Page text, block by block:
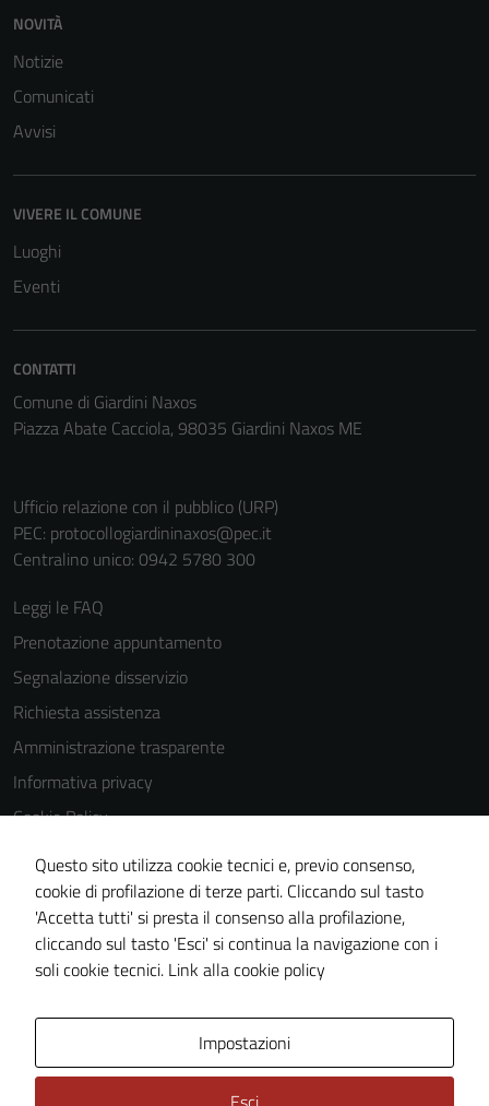
NOVITÀ
Notizie
Comunicati
Avvisi
VIVERE IL COMUNE
Luoghi
Eventi
CONTATTI
Comune di Giardini Naxos
Piazza Abate Cacciola, 98035 Giardini Naxos ME
Ufficio relazione con il pubblico (URP)
PEC: protocollogiardininaxos@pec.it
Centralino unico: 0942 5780 300
Leggi le FAQ
Prenotazione appuntamento
Segnalazione disservizio
Richiesta assistenza
Amministrazione trasparente
Informativa privacy
Cookie Policy
Note legali
Dichiarazione di accessibilità
Obiettivi di accessibilità
Piano di miglioramento del sito
Questo sito utilizza cookie tecnici e, previo consenso,
cookie di profilazione di terze parti. Cliccando sul tasto
'Accetta tutti' si presta il consenso alla profilazione,
cliccando sul tasto 'Esci' si continua la navigazione con i
soli cookie tecnici. Link alla cookie policy
Impostazioni
disabilitati.